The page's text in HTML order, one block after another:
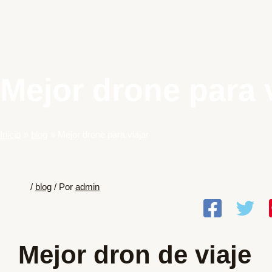
/ blog / Por admin
Mejor dron de viaje